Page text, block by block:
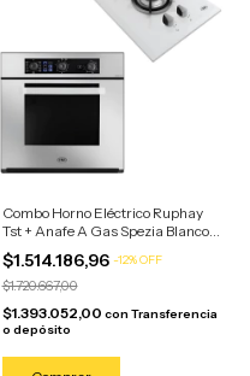
Combo Horno Eléctrico Ruphay
Tst + Anafe A Gas Spezia Blanco
Acero Inoxidable/anafe Blanco
$1.514.186,96 -12%OFF
$1.720.667,00
$1.393.052,00 con Transferencia
o depósito